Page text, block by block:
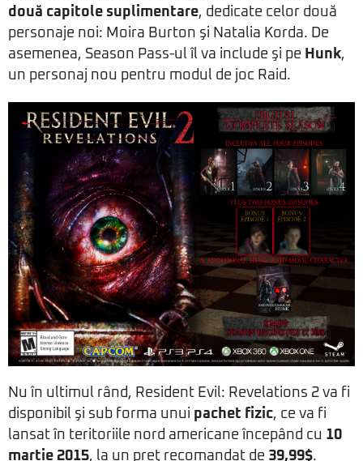
două capitole suplimentare, dedicate celor două
personaje noi: Moira Burton şi Natalia Korda. De
asemenea, Season Pass-ul îl va include şi pe Hunk,
un personaj nou pentru modul de joc Raid.
Nu în ultimul rând, Resident Evil: Revelations 2 va fi
disponibil şi sub forma unui pachet fizic, ce va fi
lansat în teritoriile nord americane începând cu 10
martie 2015, la un preţ recomandat de 39,99$.